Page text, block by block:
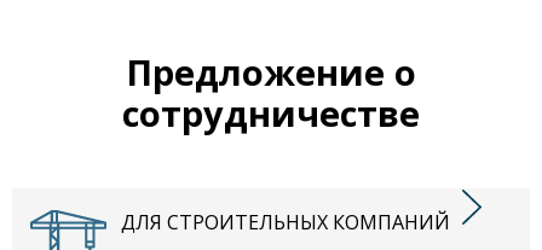
Предложение о
сотрудничестве
ДЛЯ СТРОИТЕЛЬНЫХ КОМПАНИЙ